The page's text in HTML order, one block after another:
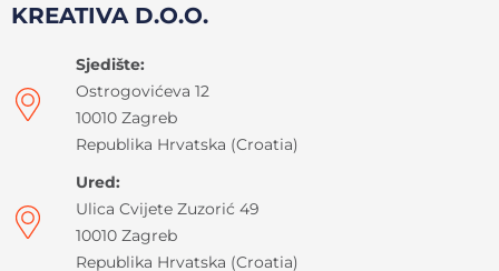
KREATIVA D.O.O.
Sjedište:
Ostrogovićeva 12
10010 Zagreb
Republika Hrvatska (Croatia)
Ured:
Ulica Cvijete Zuzorić 49
10010 Zagreb
Republika Hrvatska (Croatia)